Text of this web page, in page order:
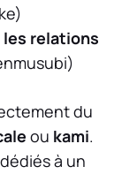
les relations
du
ou kami.
à un